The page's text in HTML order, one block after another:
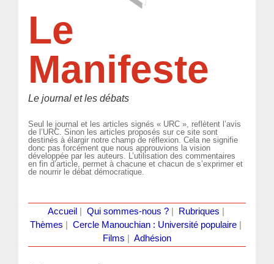
Le
Manifeste
Le journal et les débats
Seul le journal et les articles signés « URC », reflètent l’avis
de l’URC. Sinon les articles proposés sur ce site sont
destinés à élargir notre champ de réflexion. Cela ne signifie
donc pas forcément que nous approuvions la vision
développée par les auteurs. L’utilisation des commentaires
en fin d’article, permet à chacune et chacun de s’exprimer et
de nourrir le débat démocratique.
Accueil Qui sommes-nous ?| Rubriques
Thèmes
Cercle Manouchian : Université populaire
Films
Adhésion